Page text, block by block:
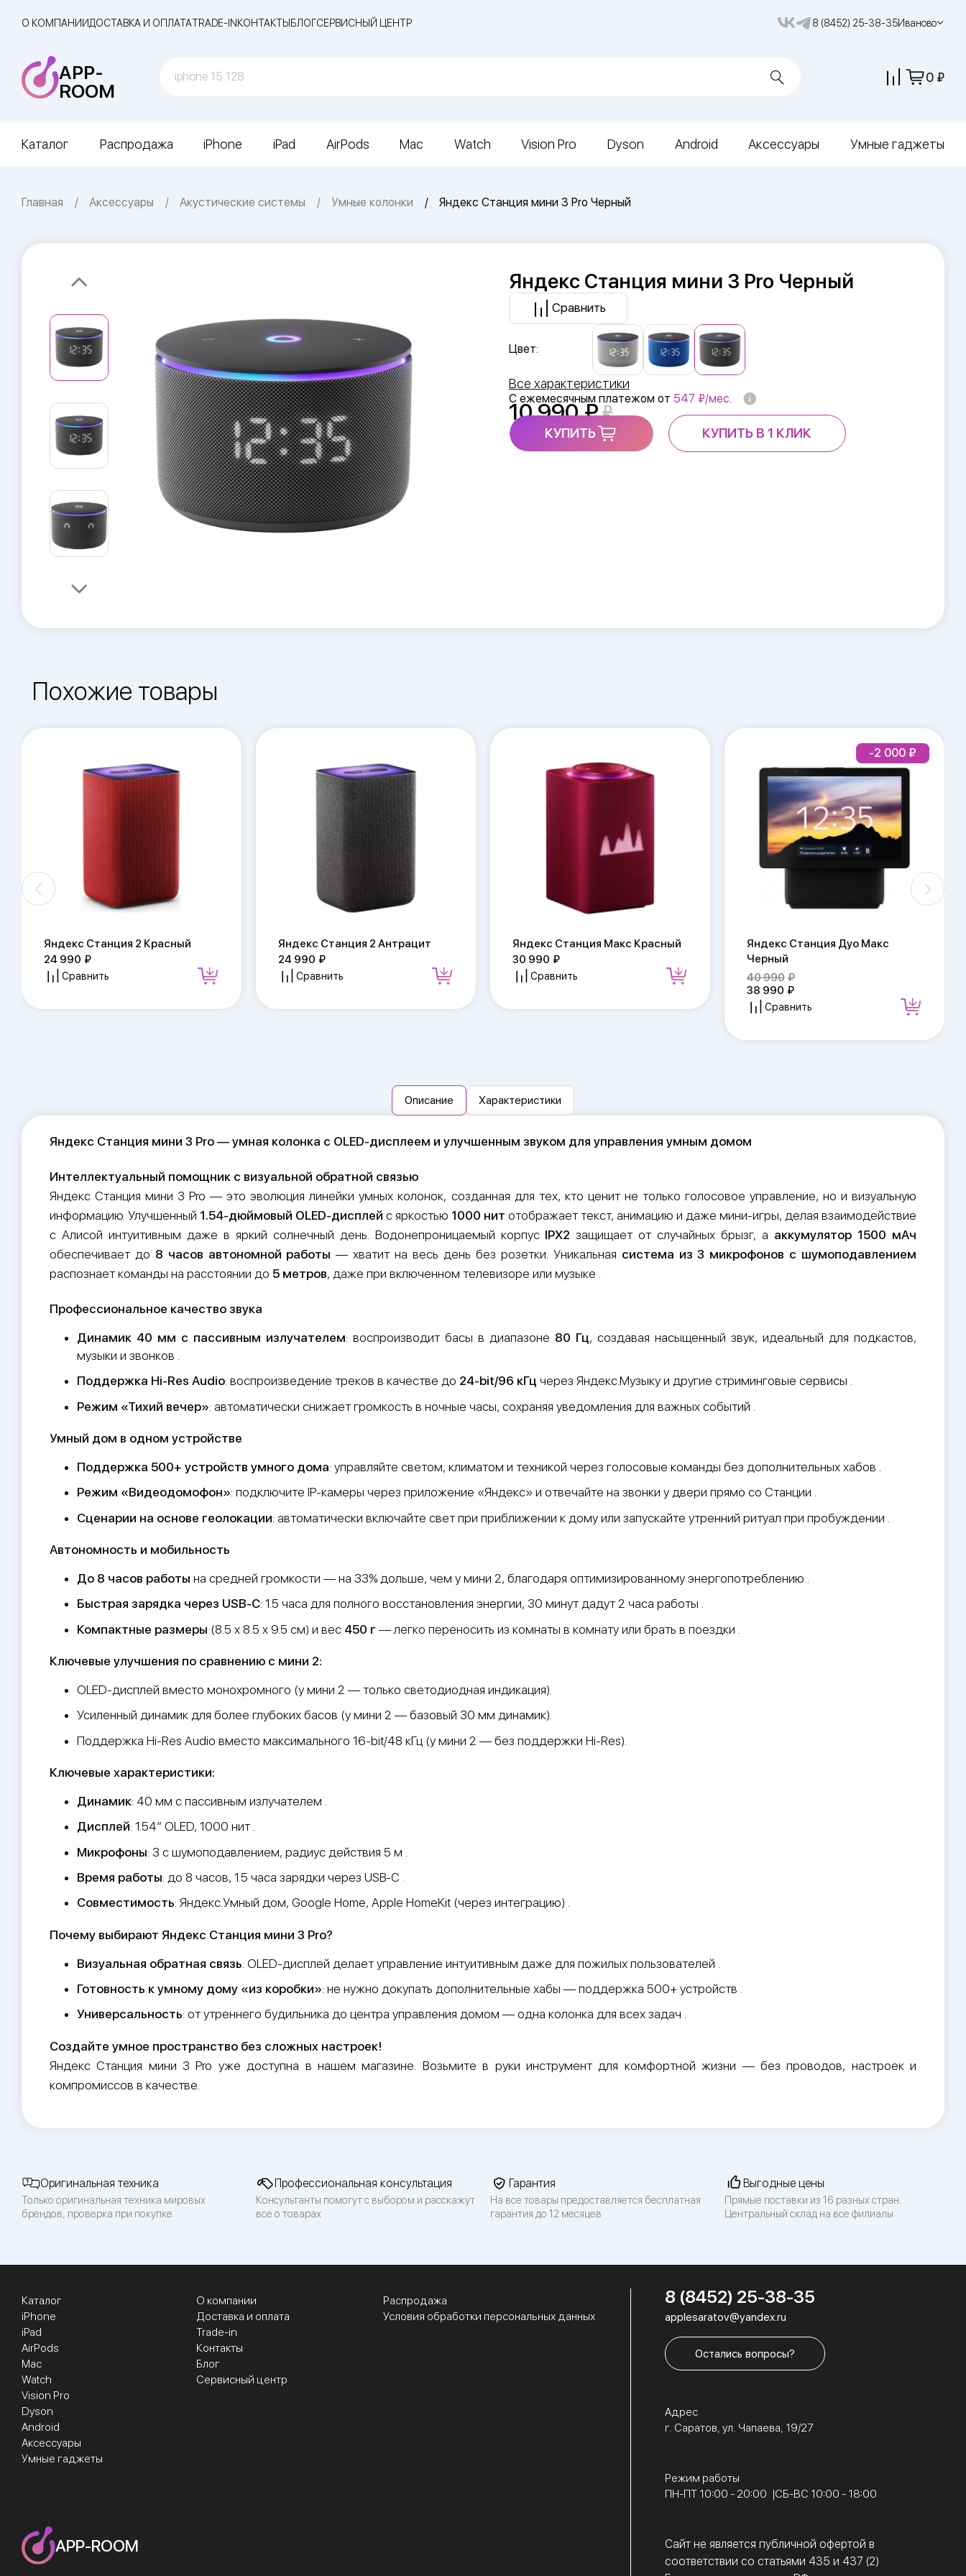
О КОМПАНИИДОСТАВКА И ОПЛАТАTRADE-INКОНТАКТЫБЛОГСЕРВИСНЫЙ ЦЕНТР 8 (8452) 25-38-35Иваново
APP-
ROOM
0
Каталог Распродажа iPhone iPad AirPods Mac Watch Vision Pro Dyson Android Аксессуары Умные гаджеты
Главная Аксессуары Акустические системы Умные колонки Яндекс Станция мини 3 Pro Черный
Яндекс Станция мини 3 Pro Черный
Сравнить
Цвет:
Все характеристики
С ежемесячным платежом от 547 ₽/мес.
10 990
КУПИТЬ КУПИТЬ В 1 КЛИК
Похожие товары
Яндекс Станция 2 Красный
24 990
Сравнить
Яндекс Станция 2 Антрацит
24 990
Сравнить
Яндекс Станция Макс Красный
30 990
Сравнить
Яндекс Станция Дуо Макс
Черный
40 990
38 990
Сравнить
-2 000
Описание Характеристики
Яндекс Станция мини 3 Pro — умная колонка с OLED-дисплеем и улучшенным звуком для управления умным домом
Интеллектуальный помощник с визуальной обратной связью
Яндекс Станция мини 3 Pro — это эволюция линейки умных колонок, созданная для тех, кто ценит не только голосовое управление, но и визуальную
информацию. Улучшенный 1.54-дюймовый OLED-дисплей с яркостью 1000 нит отображает текст, анимацию и даже мини-игры, делая взаимодействие
с Алисой интуитивным даже в яркий солнечный день. Водонепроницаемый корпус IPX2 защищает от случайных брызг, а аккумулятор 1500 мАч
обеспечивает до 8 часов автономной работы — хватит на весь день без розетки. Уникальная система из 3 микрофонов с шумоподавлением
распознает команды на расстоянии до 5 метров, даже при включенном телевизоре или музыке .
Профессиональное качество звука
Динамик 40 мм с пассивным излучателем: воспроизводит басы в диапазоне 80 Гц, создавая насыщенный звук, идеальный для подкастов,
музыки и звонков .
Поддержка Hi-Res Audio: воспроизведение треков в качестве до 24-bit/96 кГц через Яндекс.Музыку и другие стриминговые сервисы .
Режим «Тихий вечер»: автоматически снижает громкость в ночные часы, сохраняя уведомления для важных событий .
Умный дом в одном устройстве
Поддержка 500+ устройств умного дома: управляйте светом, климатом и техникой через голосовые команды без дополнительных хабов .
Режим «Видеодомофон»: подключите IP-камеры через приложение «Яндекс» и отвечайте на звонки у двери прямо со Станции .
Сценарии на основе геолокации: автоматически включайте свет при приближении к дому или запускайте утренний ритуал при пробуждении .
Автономность и мобильность
До 8 часов работы на средней громкости — на 33% дольше, чем у мини 2, благодаря оптимизированному энергопотреблению .
Быстрая зарядка через USB-C: 1.5 часа для полного восстановления энергии, 30 минут дадут 2 часа работы .
Компактные размеры (8.5 x 8.5 x 9.5 см) и вес 450 г — легко переносить из комнаты в комнату или брать в поездки .
Ключевые улучшения по сравнению с мини 2:
OLED-дисплей вместо монохромного (у мини 2 — только светодиодная индикация).
Усиленный динамик для более глубоких басов (у мини 2 — базовый 30 мм динамик).
Поддержка Hi-Res Audio вместо максимального 16-bit/48 кГц (у мини 2 — без поддержки Hi-Res).
Ключевые характеристики:
Динамик: 40 мм с пассивным излучателем .
Дисплей: 1.54″ OLED, 1000 нит .
Микрофоны: 3 с шумоподавлением, радиус действия 5 м .
Время работы: до 8 часов, 1.5 часа зарядки через USB-C .
Совместимость: Яндекс.Умный дом, Google Home, Apple HomeKit (через интеграцию) .
Почему выбирают Яндекс Станция мини 3 Pro?
Визуальная обратная связь: OLED-дисплей делает управление интуитивным даже для пожилых пользователей .
Готовность к умному дому «из коробки»: не нужно докупать дополнительные хабы — поддержка 500+ устройств .
Универсальность: от утреннего будильника до центра управления домом — одна колонка для всех задач .
Создайте умное пространство без сложных настроек!
Яндекс Станция мини 3 Pro уже доступна в нашем магазине. Возьмите в руки инструмент для комфортной жизни — без проводов, настроек и
компромиссов в качестве.
Оригинальная техника
Только оригинальная техника мировых
брендов, проверка при покупке
Профессиональная консультация
Консультанты помогут с выбором и расскажут
все о товарах
Гарантия
На все товары предоставляется бесплатная
гарантия до 12 месяцев
Выгодные цены
Прямые поставки из 16 разных стран.
Центральный склад на все филиалы
Каталог
iPhone
iPad
AirPods
Mac
Watch
Vision Pro
Dyson
Android
Аксессуары
Умные гаджеты
О компании
Доставка и оплата
Trade-in
Контакты
Блог
Сервисный центр
Распродажа
Условия обработки персональных данных
APP-ROOM
8 (8452) 25-38-35
applesaratov@yandex.ru
Остались вопросы?
Адрес
г. Саратов, ул. Чапаева, 19/27
Режим работы
ПН-ПТ 10:00 - 20:00
СБ-ВС 10:00 - 18:00
Сайт не является публичной офертой в
соответствии со статьями 435 и 437 (2)